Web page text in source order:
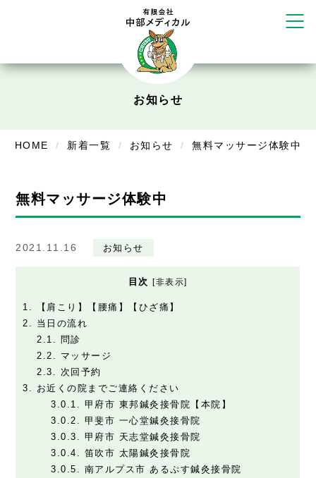
デイサービス
美容
採用情報
お知らせ
HOME 新着一覧 お知らせ 無料マッサージ体験中
無料マッサージ体験中
2021.11.16 お知らせ
目次 [非表示]
1.
【肩こり】【腰痛】【ひざ痛】
2. 当日の流れ
2.1. 問診
2.2. マッサージ
2.3. 次回予約
3. お近くの院までご連絡ください
3.0.1. 甲府市 東邦鍼灸接骨院【本院】
3.0.2. 甲斐市 一心堂鍼灸接骨院
3.0.3. 甲府市 天志堂鍼灸接骨院
3.0.4. 笛吹市 太陽鍼灸接骨院
3.0.5. 南アルプス市 あるぷす鍼灸接骨院